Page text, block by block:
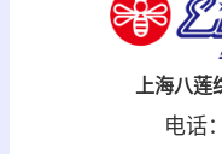
上海八莲
电话